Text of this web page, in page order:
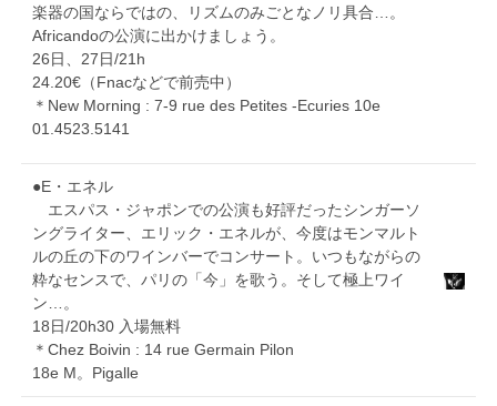
楽器の国ならではの、リズムのみごとなノリ具合…。
Africandoの公演に出かけましょう。
26日、27日/21h
24.20€（Fnacなどで前売中）
＊New Morning : 7-9 rue des Petites -Ecuries 10e
01.4523.5141
●E・エネル
エスパス・ジャポンでの公演も好評だったシンガーソ
ングライター、エリック・エネルが、今度はモンマルト
ルの丘の下のワインバーでコンサート。いつもながらの
粋なセンスで、パリの「今」を歌う。そして極上ワイ
ン…。
18日/20h30 入場無料
＊Chez Boivin : 14 rue Germain Pilon
18e M。Pigalle